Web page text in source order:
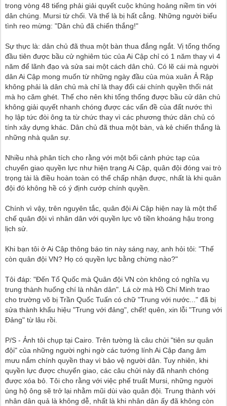
trong vòng 48 tiếng phải giải quyết cuộc khủng hoảng niềm tin với
dân chúng. Mursi từ chối. Và thế là bị hất cẳng. Những người biểu
tình reo mừng: "Dân chủ đã chiến thắng!"
Sự thực là: dân chủ đã thua một bàn thua đắng ngắt. Vị tổng thống
đầu tiên được bầu cử nghiêm túc của Ai Cập chỉ có 1 năm thay vì 4
năm để lãnh đạo và sửa sai một cách dân chủ. Có lẽ cái mà người
dân Ai Cập mong muốn từ những ngày đầu của mùa xuân Ả Rập
không phải là dân chủ mà chỉ là thay đổi cái chính quyền thối nát
mà họ căm ghét. Thế cho nên khi tổng thống được bầu cử dân chủ
không giải quyết nhanh chóng được các vấn đề của đất nước thì
họ lập tức đòi ông ta từ chức thay vì các phương thức dân chủ có
tính xây dựng khác. Dân chủ đã thua một bàn, và kẻ chiến thắng là
những nhà quân sự.
Nhiều nhà phân tích cho rằng với một bối cảnh phức tạp của
chuyển giao quyền lực như hiện trạng Ai Cập, quân đội đóng vai trò
trọng tài là điều hoàn toàn có thể chấp nhận được, nhất là khi quân
đội đó không hề có ý định cướp chính quyền.
Chính vì vậy, trên nguyên tắc, quân đội Ai Cập hiện nay là một thể
chế quân đội vì nhân dân với quyền lực vô tiền khoáng hậu trong
lịch sử.
Khi bạn tôi ở Ai Cập thông báo tin này sáng nay, anh hỏi tôi: "Thế
còn quân đội VN? Họ có quyền lực bằng chừng nào?"
Tôi đáp: "Đến Tổ Quốc mà Quân đội VN còn không có nghĩa vụ
trung thành huống chí là nhân dân". Lá cờ mà Hồ Chí Minh trao
cho trường võ bị Trần Quốc Tuấn có chữ "Trung với nước..." đã bị
sửa thành khẩu hiệu "Trung với đảng", chết! quên, xin lỗi "Trung với
Đảng" từ lâu rồi.
P/S - Ảnh tôi chụp tại Cairo. Trên tường là câu chửi "tiên sư quân
đội" của những người nghi ngờ các tướng lính Ai Cập đang âm
mưu nắm chính quyền thay vì bảo vệ người dân. Tuy nhiên, khi
quyền lực được chuyển giao, các câu chửi này đã nhanh chóng
được xóa bỏ. Tôi cho rằng với việc phế truất Mursi, những người
ủng hộ ông sẽ trở lại nhằm mũi dùi vào quân đội. Trung thành với
nhân dân quả là không dễ, nhất là khi nhân dân ấy đã không còn